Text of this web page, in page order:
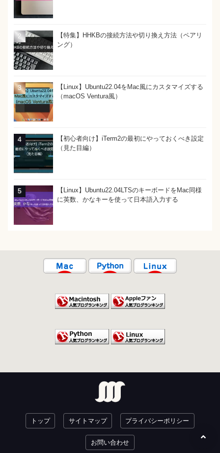
【特集】HHKBの接続方法や切り換え方法（ペアリ
ング）
【Linux】Ubuntu22.04をMac風にカスタマイズする
（macOS Ventura風）
【初心者向け】iTerm2の最初にやっておくべき設定
（見た目編）
【Linux】Ubuntu22.04LTSのキーボードをMac同様
に英数、かなキーを使って日本語入力する
トップ サイトマップ プライバシーポリシー
お問い合わせ